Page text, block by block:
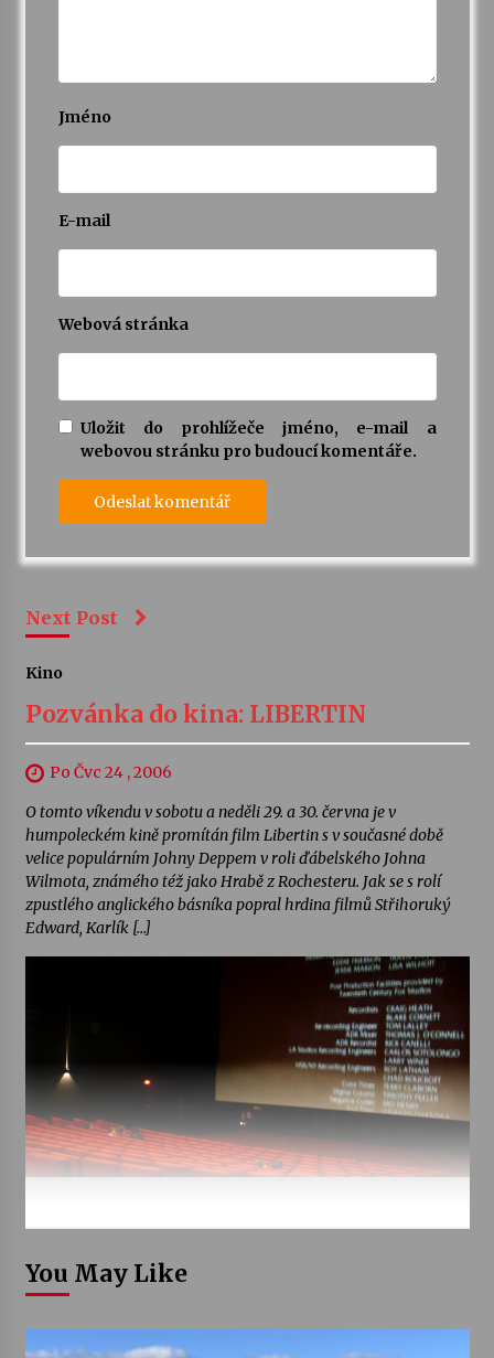
Jméno
E-mail
Webová stránka
Uložit do prohlížeče jméno, e-mail a
webovou stránku pro budoucí komentáře.
Next Post
Kino
Pozvánka do kina: LIBERTIN
Po Čvc 24 , 2006
O tomto víkendu v sobotu a neděli 29. a 30. června je v
humpoleckém kině promítán film Libertin s v současné době
velice populárním Johny Deppem v roli ďábelského Johna
Wilmota, známého též jako Hrabě z Rochesteru. Jak se s rolí
zpustlého anglického básníka popral hrdina filmů Střihoruký
Edward, Karlík […]
You May Like